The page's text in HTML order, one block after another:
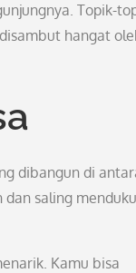
Topik-
hangat
dibangun di
saling
Kamu bisa